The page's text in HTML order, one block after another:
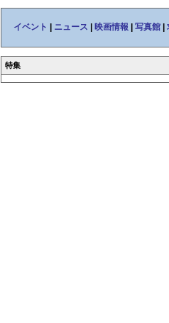
イベント ニュース 映画情報 写真館|
特集